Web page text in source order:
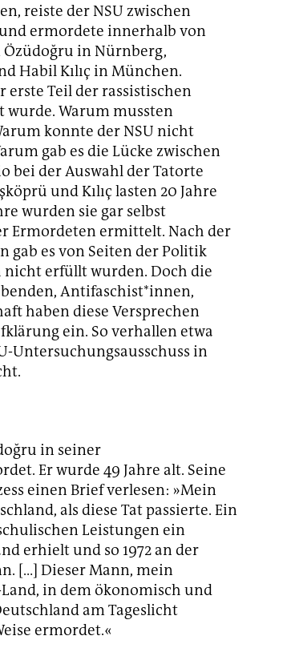
reiste der NSU zwischen
ermordete innerhalb von
in Nürnberg,
Habil Kılıç in München.
erste Teil der rassistischen
wurde. Warum mussten
konnte der NSU nicht
gab es die Lücke zwischen
bei der Auswahl der Tatorte
und Kılıç lasten 20 Jahre
wurden sie gar selbst
Ermordeten ermittelt. Nach der
gab es von Seiten der Politik
erfüllt wurden. Doch die
Antifaschist*innen,
haben diese Versprechen
ein. So verhallen etwa
Untersuchungsausschuss in
in seiner
Er wurde 49 Jahre alt. Seine
einen Brief verlesen: »Mein
als diese Tat passierte. Ein
Leistungen ein
erhielt und so 1972 an der
[…] Dieser Mann, mein
in dem ökonomisch und
am Tageslicht
ermordet.«